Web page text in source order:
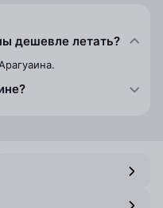
дешевле летать?